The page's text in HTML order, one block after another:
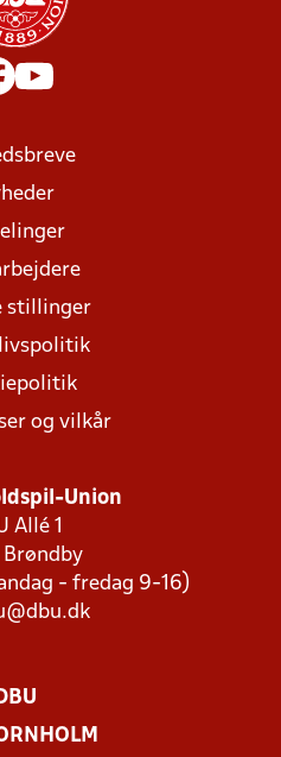
stillinger
og vilkår
Union
Allé 1
- fredag 9-16)
DBU